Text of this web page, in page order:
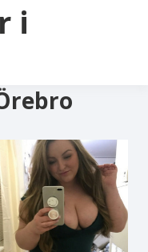
i